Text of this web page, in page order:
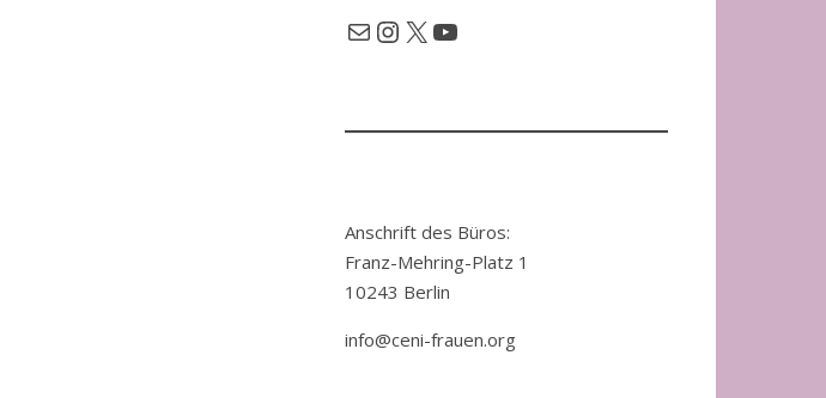
MailInstagram
X YouTube
Anschrift des Büros:
Franz-Mehring-Platz 1
10243 Berlin
info@ceni-frauen.org